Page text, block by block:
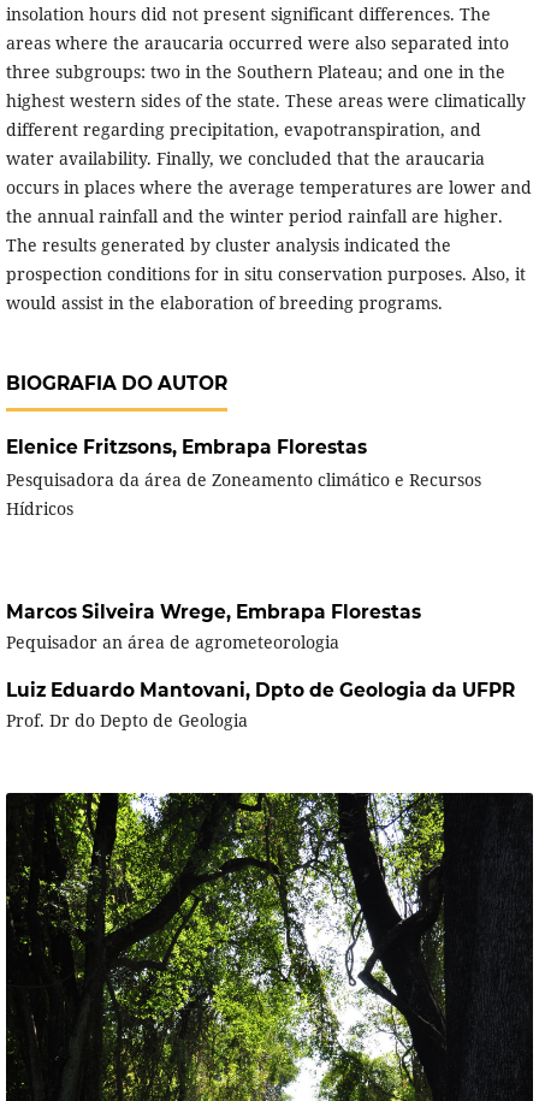
insolation hours did not present significant differences. The
areas where the araucaria occurred were also separated into
three subgroups: two in the Southern Plateau; and one in the
highest western sides of the state. These areas were climatically
different regarding precipitation, evapotranspiration, and
water availability. Finally, we concluded that the araucaria
occurs in places where the average temperatures are lower and
the annual rainfall and the winter period rainfall are higher.
The results generated by cluster analysis indicated the
prospection conditions for in situ conservation purposes. Also, it
would assist in the elaboration of breeding programs.
BIOGRAFIA DO AUTOR
Elenice Fritzsons, Embrapa Florestas
Pesquisadora da área de Zoneamento climático e Recursos
Hídricos
Marcos Silveira Wrege, Embrapa Florestas
Pequisador an área de agrometeorologia
Luiz Eduardo Mantovani, Dpto de Geologia da UFPR
Prof. Dr do Depto de Geologia